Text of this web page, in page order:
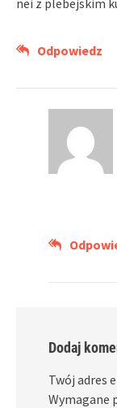
Odpowiedz
Dodaj
Twój adres
Wymagane